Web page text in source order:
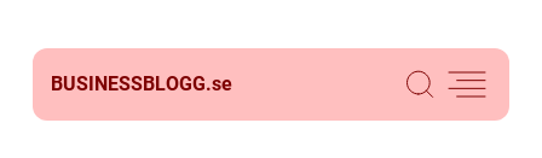
BUSINESSBLOGG.se